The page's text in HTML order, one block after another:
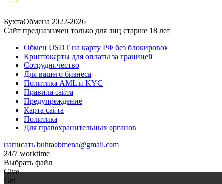
БухтаОбмена 2022-2026
Сайт предназначен только для лиц старше 18 лет
Обмен USDT на карту РФ без блокировок
Криптокарты для оплаты за границей
Сотрудничество
Для вашего бизнеса
Политика AML и KYC
Правила сайта
Предупреждение
Карта сайта
Политика
Для правохранительных органов
написать buhtaobmena@gmail.com
24/7 worktime
Выбрать файл
Give
Get